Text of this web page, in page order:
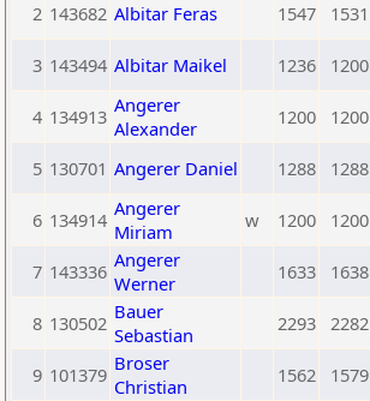
2 143682 Albitar Feras 1547 1531
3 143494 Albitar Maikel 1236 1200
4 134913 Angerer
Alexander
1200 1200
5 130701 Angerer Daniel 1288 1288
6 134914 Angerer
Miriam
w 1200 1200
7 143336 Angerer
Werner
1633 1638
8 130502 Bauer
Sebastian
2293 2282
9 101379 Broser
Christian
1562 1579